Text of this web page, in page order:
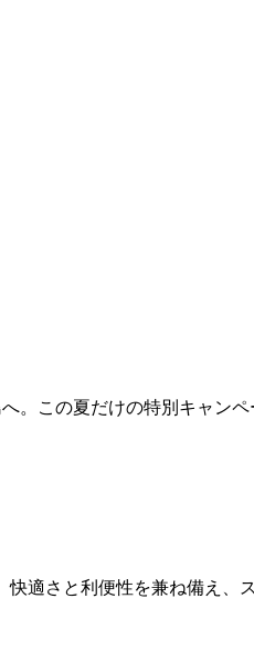
この夏だけの特別キャン
適さと利便性を兼ね備え